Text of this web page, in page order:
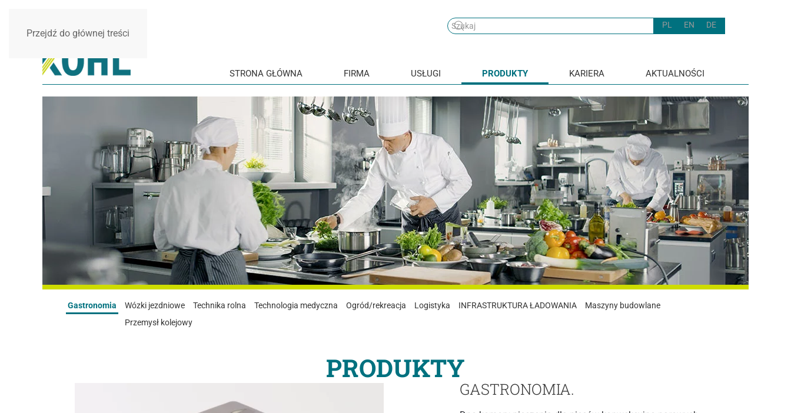
Przejdź do głównej treści
PL EN DE
STRONA GŁÓWNA FIRMA USŁUGI PRODUKTY KARIERA AKTUALNOŚCI
Gastronomia Wózki jezdniowe Technika rolna Technologia medyczna Ogród/rekreacja Logistyka INFRASTRUKTURA ŁADOWANIA
Maszyny budowlane
Przemysł kolejowy
PRODUKTY
GASTRONOMIA.